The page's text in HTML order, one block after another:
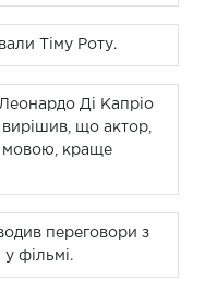
Тіму Роту.
Ді Капріо
вирішив, що актор,
мовою, краще
переговори з
фільмі.